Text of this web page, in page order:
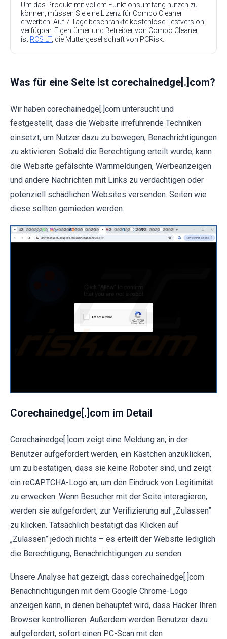
Um das Produkt mit vollem Funktionsumfang nutzen zu
können, müssen Sie eine Lizenz für Combo Cleaner
erwerben. Auf 7 Tage beschränkte kostenlose Testversion
verfügbar. Eigentümer und Betreiber von Combo Cleaner
ist RCS LT, die Muttergesellschaft von PCRisk.
Was für eine Seite ist corechainedge[.]com?
Wir haben corechainedge[.]com untersucht und
festgestellt, dass die Website irreführende Techniken
einsetzt, um Nutzer dazu zu bewegen, Benachrichtigungen
zu aktivieren. Sobald die Berechtigung erteilt wurde, kann
die Website gefälschte Warnmeldungen, Werbeanzeigen
und andere Nachrichten mit Links zu verdächtigen oder
potenziell schädlichen Websites versenden. Seiten wie
diese sollten gemieden werden.
Corechainedge[.]com im Detail
Corechainedge[.]com zeigt eine Meldung an, in der
Benutzer aufgefordert werden, ein Kästchen anzuklicken,
um zu bestätigen, dass sie keine Roboter sind, und zeigt
ein reCAPTCHA-Logo an, um den Eindruck von Legitimität
zu erwecken. Wenn Besucher mit der Seite interagieren,
werden sie aufgefordert, zur Verifizierung auf „Zulassen”
zu klicken. Tatsächlich bestätigt das Klicken auf
„Zulassen” jedoch nichts – es erteilt der Website lediglich
die Berechtigung, Benachrichtigungen zu senden.
Unsere Analyse hat gezeigt, dass corechainedge[.]com
Benachrichtigungen mit dem Google Chrome-Logo
anzeigen kann, in denen behauptet wird, dass Hacker Ihren
Browser kontrollieren. Außerdem werden Benutzer dazu
aufgefordert, sofort einen PC-Scan mit den